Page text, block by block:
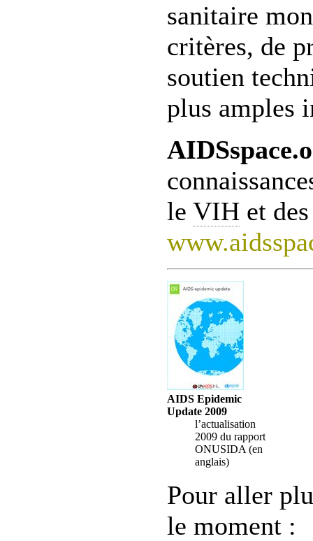
sanitaire
critères, de
soutien
plus amples
le VIH et
AIDS Epidemic
Update 2009
l’actualisation
2009 du rapport
ONUSIDA (en
anglais)
Pour aller
le moment :